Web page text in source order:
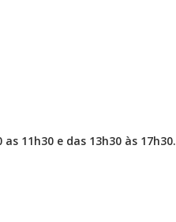
11h30 e das 13h30 às 17h30.